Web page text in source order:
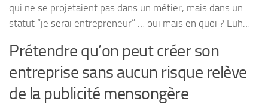
qui ne se projetaient pas dans un métier, mais dans un
statut “je serai entrepreneur” … oui mais en quoi ? Euh…
Prétendre qu’on peut créer son
entreprise sans aucun risque relève
de la publicité mensongère